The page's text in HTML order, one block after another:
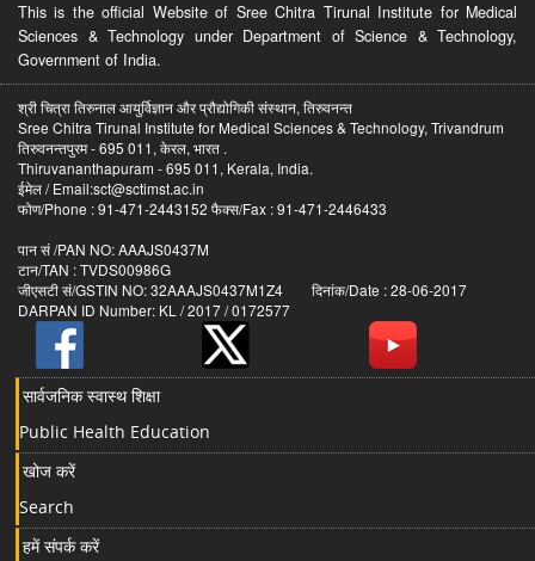
This is the official Website of Sree Chitra Tirunal Institute for Medical
Sciences & Technology under Department of Science & Technology,
Government of India.
श्री चित्रा तिरुनाल आयुर्विज्ञान और प्रौद्योगिकी संस्थान, तिरुवनन्त
Sree Chitra Tirunal Institute for Medical Sciences & Technology, Trivandrum
तिरुवनन्तपुरम - 695 011, केरल, भारत .
Thiruvananthapuram - 695 011, Kerala, India.
ईमेल / Email:sct@sctimst.ac.in
फोण/Phone : 91-471-2443152 फैक्स/Fax : 91-471-2446433
पान सं /PAN NO: AAAJS0437M
टान/TAN : TVDS00986G
जीएसटी सं/GSTIN NO: 32AAAJS0437M1Z4 दिनांक/Date : 28-06-2017
DARPAN ID Number: KL / 2017 / 0172577
सार्वजनिक स्वास्थ शिक्षा
Public Health Education
खोज करें
Search
हमें संपर्क करें